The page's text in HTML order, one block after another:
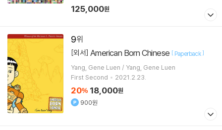
125,000원
9
[외서] American Born Chinese [ Paperback]
Yang, Gene Luen / Yang, Gene Luen
First Second
2021.2.23.
20% 18,000원
900원